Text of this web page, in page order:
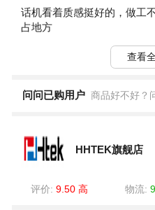
话机看着质感挺好的，做工
占地方
查看
问问已购用户 商品好不好？
HHTEK旗舰店
评价: 9.50 高 物流: